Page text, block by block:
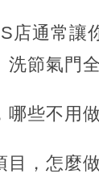
店通常讓
節氣門
些不用
目，怎麼